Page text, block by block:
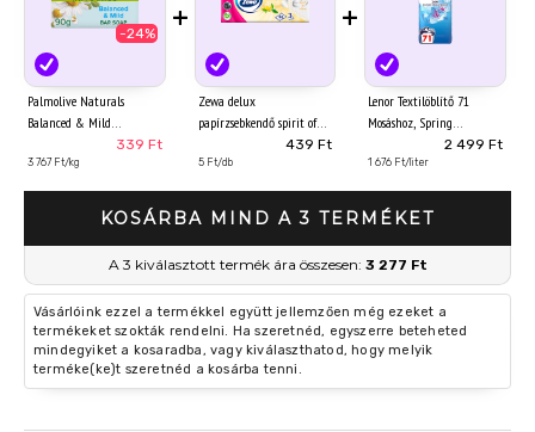
-24%
Palmolive Naturals
Balanced & Mild
pipereszappan 90 g339 Ft
3 767 Ft/kg
+
Zewa delux
papírzsebkendő spirit of
tea 3 rétegű 90 db439 Ft
5 Ft/db
+
Lenor Textilöblítő 71
Mosáshoz, Spring
2 499 Ft
1 676 Ft/liter
KOSÁRBA MIND A 3 TERMÉKET
A 3 kiválasztott termék ára összesen: 3 277 Ft
Vásárlóink ezzel a termékkel együtt jellemzően még ezeket a
termékeket szokták rendelni. Ha szeretnéd, egyszerre beteheted
mindegyiket a kosaradba, vagy kiválaszthatod, hogy melyik
terméke(ke)t szeretnéd a kosárba tenni.